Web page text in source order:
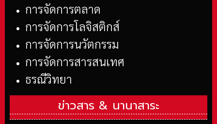
การจัดการตลาด
การจัดการโลจิสติกส์
การจัดการนวัตกรรม
การจัดการสารสนเทศ
ธรณีวิทยา
ข่าวสาร & นานาสาระ